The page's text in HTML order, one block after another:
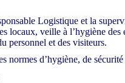
Logistique et la
locaux, veille à l’hygiène
personnel et des visiteurs.
normes d’hygiène, de